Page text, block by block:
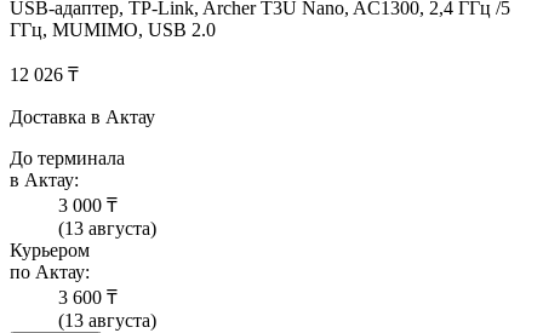
USB-адаптер, TP-Link, Archer T3U Nano, AC1300, 2,4 ГГц /5
ГГц, MUMIMO, USB 2.0
12 026 ₸
Доставка в Актау
До терминала
в Актау:
3 000 ₸
(13 августа)
Курьером
по Актау:
3 600 ₸
(13 августа)